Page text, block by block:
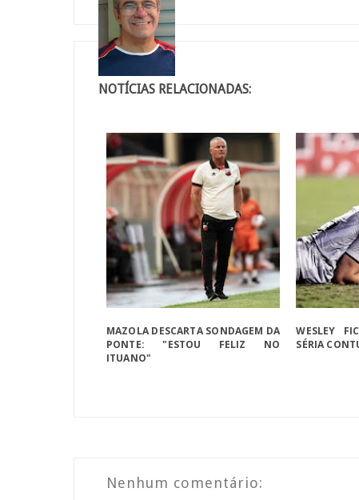
NOTÍCIAS RELACIONADAS:
MAZOLA DESCARTA SONDAGEM DA
PONTE: "ESTOU FELIZ NO
ITUANO"
WESLEY
SÉRIA
Nenhum comentário: